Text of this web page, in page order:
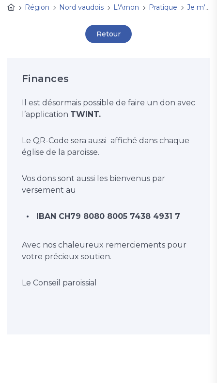
Région
Nord vaudois L'Arnon Pratique Je m'engage
Retour
Finances
Il est désormais possible de faire un don avec
l’application TWINT.
Le QR-Code sera aussi affiché dans chaque
église de la paroisse.
Vos dons sont aussi les bienvenus par
versement au
IBAN CH79 8080 8005 7438 4931 7
Avec nos chaleureux remerciements pour
votre précieux soutien.
Le Conseil paroissial